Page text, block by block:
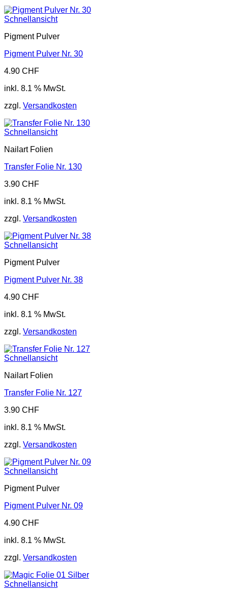
Schnellansicht
Pigment Pulver
Pigment Pulver Nr. 30
4.90 CHF
inkl. 8.1 % MwSt.
zzgl. Versandkosten
Schnellansicht
Nailart Folien
Transfer Folie Nr. 130
3.90 CHF
inkl. 8.1 % MwSt.
zzgl. Versandkosten
Schnellansicht
Pigment Pulver
Pigment Pulver Nr. 38
4.90 CHF
inkl. 8.1 % MwSt.
zzgl. Versandkosten
Schnellansicht
Nailart Folien
Transfer Folie Nr. 127
3.90 CHF
inkl. 8.1 % MwSt.
zzgl. Versandkosten
Schnellansicht
Pigment Pulver
Pigment Pulver Nr. 09
4.90 CHF
inkl. 8.1 % MwSt.
zzgl. Versandkosten
Schnellansicht